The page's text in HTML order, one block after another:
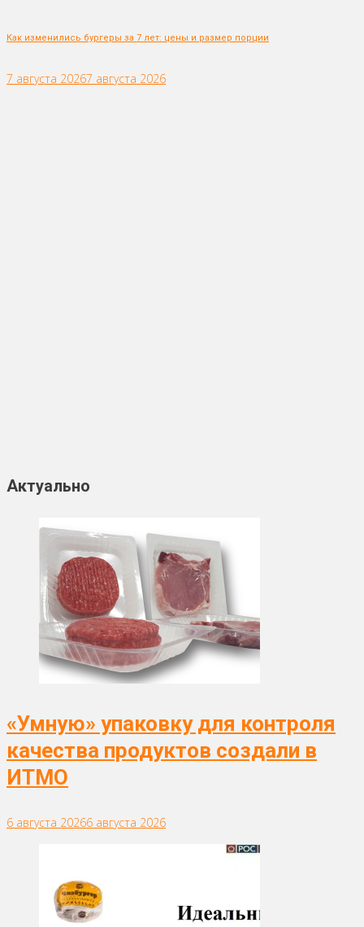
Как изменились бургеры за 7 лет: цены и размер порции
7 августа 20267 августа 2026
Актуально
«Умную» упаковку для контроля
качества продуктов создали в
ИТМО
6 августа 20266 августа 2026